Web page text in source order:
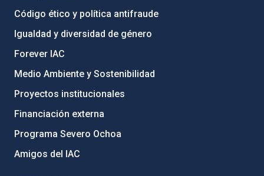
Código ético y política antifraude
Igualdad y diversidad de género
Forever IAC
Medio Ambiente y Sostenibilidad
Proyectos institucionales
Financiación externa
Programa Severo Ochoa
Amigos del IAC